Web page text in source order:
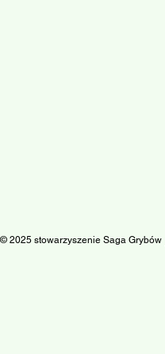
© 2025 stowarzyszenie Saga Grybów